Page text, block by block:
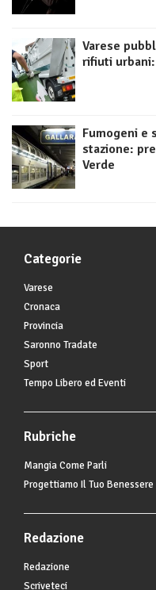
Varese
rifiuti
Fumogeni e
stazione:
Verde
Categorie
Varese
Cronaca
Provincia
Saronno Tradate
Sport
Tempo Libero ed Eventi
Rubriche
Mangia Come Parli
Progettiamo Il Tuo Benessere
Redazione
Redazione
Scriveteci